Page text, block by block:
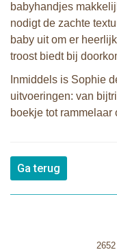
babyhandjes
nodigt de zachte
baby uit om er
troost biedt bij
Inmiddels is Sophie
uitvoeringen: van
boekje tot rammelaar
Ga terug